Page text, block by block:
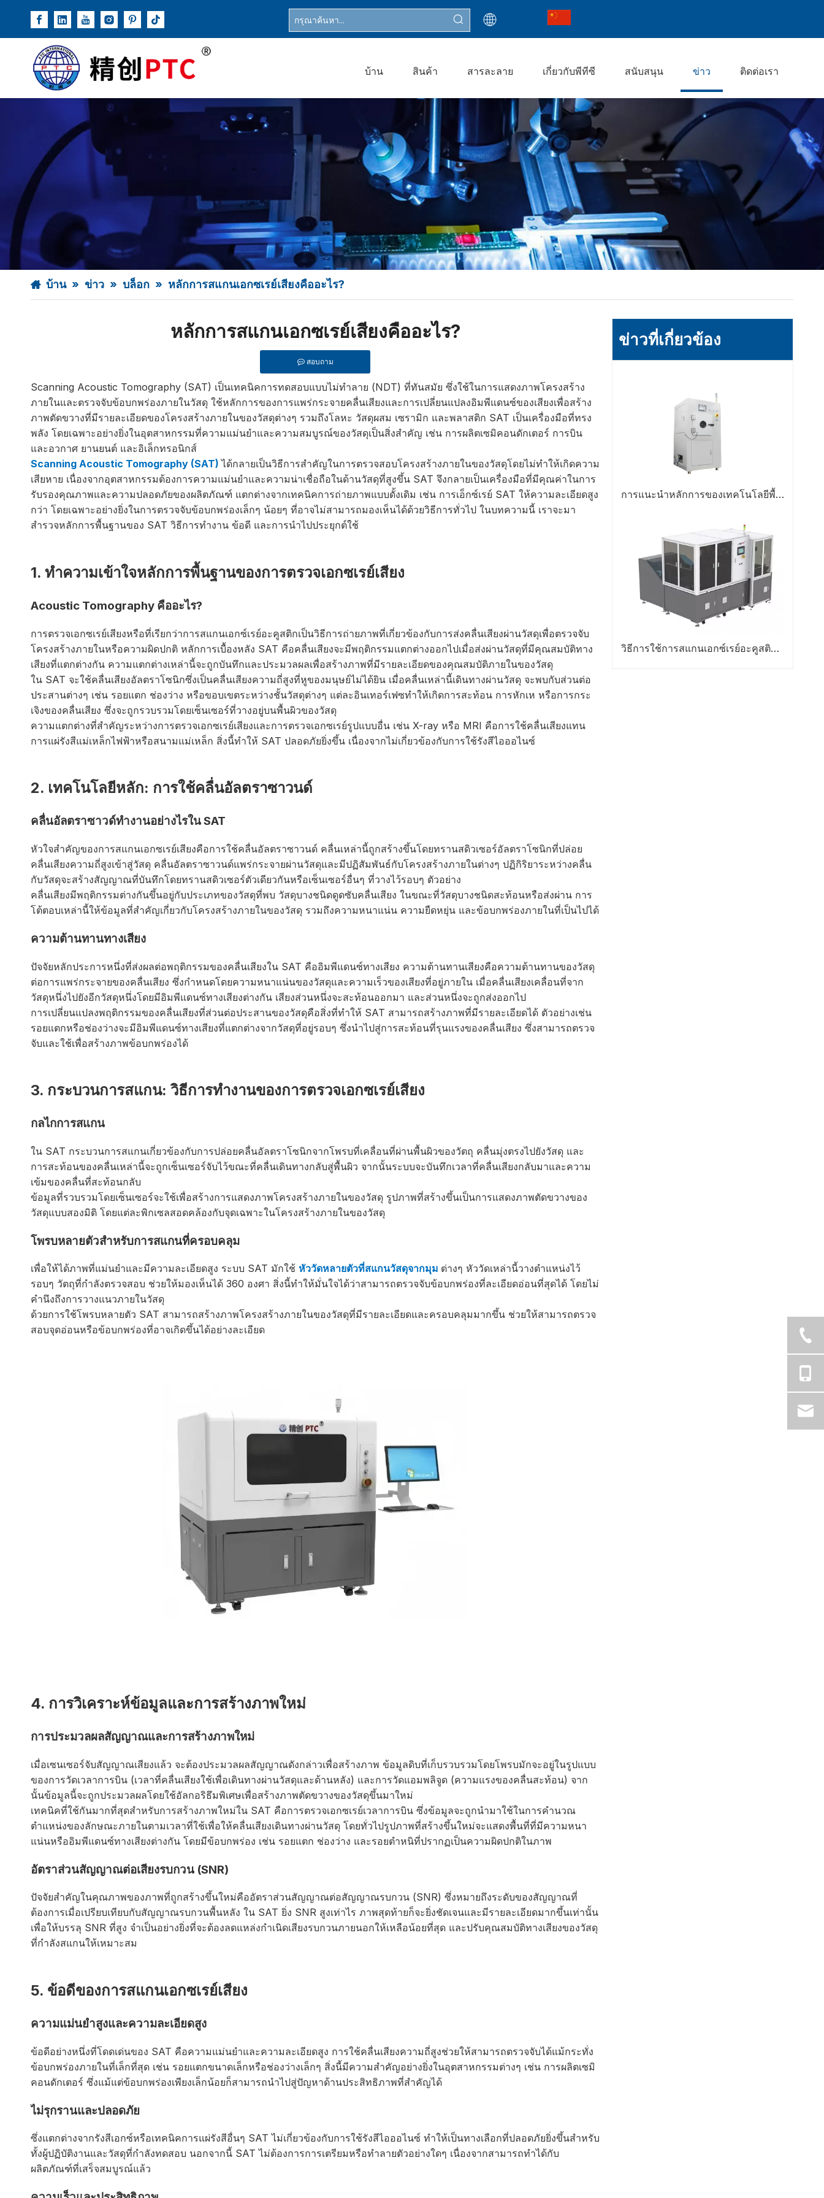
บ้าน สินค้า สารละลาย เกี่ยวกับพีทีซี สนับสนุน ข่าว ติดต่อเรา
บ้าน » ข่าว » บล็อก » หลักการสแกนเอกซเรย์เสียงคืออะไร?
หลักการสแกนเอกซเรย์เสียงคืออะไร?
สอบถาม
Scanning Acoustic Tomography (SAT) เป็นเทคนิคการทดสอบแบบไม่ทำลาย (NDT) ที่ทันสมัย ​​ซึ่งใช้ในการแสดงภาพโครงสร้าง
ภายในและตรวจจับข้อบกพร่องภายในวัสดุ ใช้หลักการของการแพร่กระจายคลื่นเสียงและการเปลี่ยนแปลงอิมพีแดนซ์ของเสียงเพื่อสร้าง
ภาพตัดขวางที่มีรายละเอียดของโครงสร้างภายในของวัสดุต่างๆ รวมถึงโลหะ วัสดุผสม เซรามิก และพลาสติก SAT เป็นเครื่องมือที่ทรง
พลัง โดยเฉพาะอย่างยิ่งในอุตสาหกรรมที่ความแม่นยำและความสมบูรณ์ของวัสดุเป็นสิ่งสำคัญ เช่น การผลิตเซมิคอนดักเตอร์ การบิน
และอวกาศ ยานยนต์ และอิเล็กทรอนิกส์
Scanning Acoustic Tomography (SAT)ได้กลายเป็นวิธีการสำคัญในการตรวจสอบโครงสร้างภายในของวัสดุโดยไม่ทำให้เกิดความ
เสียหาย เนื่องจากอุตสาหกรรมต้องการความแม่นยำและความน่าเชื่อถือในด้านวัสดุที่สูงขึ้น SAT จึงกลายเป็นเครื่องมือที่มีคุณค่าในการ
รับรองคุณภาพและความปลอดภัยของผลิตภัณฑ์ แตกต่างจากเทคนิคการถ่ายภาพแบบดั้งเดิม เช่น การเอ็กซ์เรย์ SAT ให้ความละเอียดสูง
กว่า โดยเฉพาะอย่างยิ่งในการตรวจจับข้อบกพร่องเล็กๆ น้อยๆ ที่อาจไม่สามารถมองเห็นได้ด้วยวิธีการทั่วไป ในบทความนี้ เราจะมา
สำรวจหลักการพื้นฐานของ SAT วิธีการทำงาน ข้อดี และการนำไปประยุกต์ใช้
1. ทำความเข้าใจหลักการพื้นฐานของการตรวจเอกซเรย์เสียง
Acoustic Tomography คืออะไร?
การตรวจเอกซเรย์เสียงหรือที่เรียกว่าการสแกนเอกซ์เรย์อะคูสติกเป็นวิธีการถ่ายภาพที่เกี่ยวข้องกับการส่งคลื่นเสียงผ่านวัสดุเพื่อตรวจจับ
โครงสร้างภายในหรือความผิดปกติ หลักการเบื้องหลัง SAT คือคลื่นเสียงจะมีพฤติกรรมแตกต่างออกไปเมื่อส่งผ่านวัสดุที่มีคุณสมบัติทาง
เสียงที่แตกต่างกัน ความแตกต่างเหล่านี้จะถูกบันทึกและประมวลผลเพื่อสร้างภาพที่มีรายละเอียดของคุณสมบัติภายในของวัสดุ
ใน SAT จะใช้คลื่นเสียงอัลตราโซนิกซึ่งเป็นคลื่นเสียงความถี่สูงที่หูของมนุษย์ไม่ได้ยิน เมื่อคลื่นเหล่านี้เดินทางผ่านวัสดุ จะพบกับส่วนต่อ
ประสานต่างๆ เช่น รอยแตก ช่องว่าง หรือขอบเขตระหว่างชั้นวัสดุต่างๆ แต่ละอินเทอร์เฟซทำให้เกิดการสะท้อน การหักเห หรือการกระ
เจิงของคลื่นเสียง ซึ่งจะถูกรวบรวมโดยเซ็นเซอร์ที่วางอยู่บนพื้นผิวของวัสดุ
ความแตกต่างที่สำคัญระหว่างการตรวจเอกซเรย์เสียงและการตรวจเอกซเรย์รูปแบบอื่น เช่น X-ray หรือ MRI คือการใช้คลื่นเสียงแทน
การแผ่รังสีแม่เหล็กไฟฟ้าหรือสนามแม่เหล็ก สิ่งนี้ทำให้ SAT ปลอดภัยยิ่งขึ้น เนื่องจากไม่เกี่ยวข้องกับการใช้รังสีไอออไนซ์
2. เทคโนโลยีหลัก: การใช้คลื่นอัลตราซาวนด์
คลื่นอัลตราซาวด์ทำงานอย่างไรใน SAT
หัวใจสำคัญของการสแกนเอกซเรย์เสียงคือการใช้คลื่นอัลตราซาวนด์ คลื่นเหล่านี้ถูกสร้างขึ้นโดยทรานสดิวเซอร์อัลตราโซนิกที่ปล่อย
คลื่นเสียงความถี่สูงเข้าสู่วัสดุ คลื่นอัลตราซาวนด์แพร่กระจายผ่านวัสดุและมีปฏิสัมพันธ์กับโครงสร้างภายในต่างๆ ปฏิกิริยาระหว่างคลื่น
กับวัสดุจะสร้างสัญญาณที่บันทึกโดยทรานสดิวเซอร์ตัวเดียวกันหรือเซ็นเซอร์อื่นๆ ที่วางไว้รอบๆ ตัวอย่าง
คลื่นเสียงมีพฤติกรรมต่างกันขึ้นอยู่กับประเภทของวัสดุที่พบ วัสดุบางชนิดดูดซับคลื่นเสียง ในขณะที่วัสดุบางชนิดสะท้อนหรือส่งผ่าน การ
โต้ตอบเหล่านี้ให้ข้อมูลที่สำคัญเกี่ยวกับโครงสร้างภายในของวัสดุ รวมถึงความหนาแน่น ความยืดหยุ่น และข้อบกพร่องภายในที่เป็นไปได้
ความต้านทานทางเสียง
ปัจจัยหลักประการหนึ่งที่ส่งผลต่อพฤติกรรมของคลื่นเสียงใน SAT คืออิมพีแดนซ์ทางเสียง ความต้านทานเสียงคือความต้านทานของวัสดุ
ต่อการแพร่กระจายของคลื่นเสียง ซึ่งกำหนดโดยความหนาแน่นของวัสดุและความเร็วของเสียงที่อยู่ภายใน เมื่อคลื่นเสียงเคลื่อนที่จาก
วัสดุหนึ่งไปยังอีกวัสดุหนึ่งโดยมีอิมพีแดนซ์ทางเสียงต่างกัน เสียงส่วนหนึ่งจะสะท้อนออกมา และส่วนหนึ่งจะถูกส่งออกไป
การเปลี่ยนแปลงพฤติกรรมของคลื่นเสียงที่ส่วนต่อประสานของวัสดุคือสิ่งที่ทำให้ SAT สามารถสร้างภาพที่มีรายละเอียดได้ ตัวอย่างเช่น
รอยแตกหรือช่องว่างจะมีอิมพีแดนซ์ทางเสียงที่แตกต่างจากวัสดุที่อยู่รอบๆ ซึ่งนำไปสู่การสะท้อนที่รุนแรงของคลื่นเสียง ซึ่งสามารถตรวจ
จับและใช้เพื่อสร้างภาพข้อบกพร่องได้
3. กระบวนการสแกน: วิธีการทำงานของการตรวจเอกซเรย์เสียง
กลไกการสแกน
ใน SAT กระบวนการสแกนเกี่ยวข้องกับการปล่อยคลื่นอัลตราโซนิกจากโพรบที่เคลื่อนที่ผ่านพื้นผิวของวัตถุ คลื่นมุ่งตรงไปยังวัสดุ และ
การสะท้อนของคลื่นเหล่านี้จะถูกเซ็นเซอร์จับไว้ขณะที่คลื่นเดินทางกลับสู่พื้นผิว จากนั้นระบบจะบันทึกเวลาที่คลื่นเสียงกลับมาและความ
เข้มของคลื่นที่สะท้อนกลับ
ข้อมูลที่รวบรวมโดยเซ็นเซอร์จะใช้เพื่อสร้างการแสดงภาพโครงสร้างภายในของวัสดุ รูปภาพที่สร้างขึ้นเป็นการแสดงภาพตัดขวางของ
วัสดุแบบสองมิติ โดยแต่ละพิกเซลสอดคล้องกับจุดเฉพาะในโครงสร้างภายในของวัสดุ
โพรบหลายตัวสำหรับการสแกนที่ครอบคลุม
เพื่อให้ได้ภาพที่แม่นยำและมีความละเอียดสูง ระบบ SAT มักใช้ หัววัดหลายตัวที่สแกนวัสดุจากมุม ต่างๆ หัววัดเหล่านี้วางตำแหน่งไว้
รอบๆ วัตถุที่กำลังตรวจสอบ ช่วยให้มองเห็นได้ 360 องศา สิ่งนี้ทำให้มั่นใจได้ว่าสามารถตรวจจับข้อบกพร่องที่ละเอียดอ่อนที่สุดได้ โดยไม่
คำนึงถึงการวางแนวภายในวัสดุ
ด้วยการใช้โพรบหลายตัว SAT สามารถสร้างภาพโครงสร้างภายในของวัสดุที่มีรายละเอียดและครอบคลุมมากขึ้น ช่วยให้สามารถตรวจ
สอบจุดอ่อนหรือข้อบกพร่องที่อาจเกิดขึ้นได้อย่างละเอียด
4. การวิเคราะห์ข้อมูลและการสร้างภาพใหม่
การประมวลผลสัญญาณและการสร้างภาพใหม่
เมื่อเซนเซอร์จับสัญญาณเสียงแล้ว จะต้องประมวลผลสัญญาณดังกล่าวเพื่อสร้างภาพ ข้อมูลดิบที่เก็บรวบรวมโดยโพรบมักจะอยู่ในรูปแบบ
ของการวัดเวลาการบิน (เวลาที่คลื่นเสียงใช้เพื่อเดินทางผ่านวัสดุและด้านหลัง) และการวัดแอมพลิจูด (ความแรงของคลื่นสะท้อน) จาก
นั้นข้อมูลนี้จะถูกประมวลผลโดยใช้อัลกอริธึมพิเศษเพื่อสร้างภาพตัดขวางของวัสดุขึ้นมาใหม่
เทคนิคที่ใช้กันมากที่สุดสำหรับการสร้างภาพใหม่ใน SAT คือการตรวจเอกซเรย์เวลาการบิน ซึ่งข้อมูลจะถูกนำมาใช้ในการคำนวณ
ตำแหน่งของลักษณะภายในตามเวลาที่ใช้เพื่อให้คลื่นเสียงเดินทางผ่านวัสดุ โดยทั่วไปรูปภาพที่สร้างขึ้นใหม่จะแสดงพื้นที่ที่มีความหนา
แน่นหรืออิมพีแดนซ์ทางเสียงต่างกัน โดยมีข้อบกพร่อง เช่น รอยแตก ช่องว่าง และรอยตำหนิที่ปรากฏเป็นความผิดปกติในภาพ
อัตราส่วนสัญญาณต่อเสียงรบกวน (SNR)
ปัจจัยสำคัญในคุณภาพของภาพที่ถูกสร้างขึ้นใหม่คืออัตราส่วนสัญญาณต่อสัญญาณรบกวน (SNR) ซึ่งหมายถึงระดับของสัญญาณที่
ต้องการเมื่อเปรียบเทียบกับสัญญาณรบกวนพื้นหลัง ใน SAT ยิ่ง SNR สูงเท่าไร ภาพสุดท้ายก็จะยิ่งชัดเจนและมีรายละเอียดมากขึ้นเท่านั้น
เพื่อให้บรรลุ SNR ที่สูง จำเป็นอย่างยิ่งที่จะต้องลดแหล่งกำเนิดเสียงรบกวนภายนอกให้เหลือน้อยที่สุด และปรับคุณสมบัติทางเสียงของวัสดุ
ที่กำลังสแกนให้เหมาะสม
5. ข้อดีของการสแกนเอกซเรย์เสียง
ความแม่นยำสูงและความละเอียดสูง
ข้อดีอย่างหนึ่งที่โดดเด่นของ SAT คือความแม่นยำและความละเอียดสูง การใช้คลื่นเสียงความถี่สูงช่วยให้สามารถตรวจจับได้แม้กระทั่ง
ข้อบกพร่องภายในที่เล็กที่สุด เช่น รอยแตกขนาดเล็กหรือช่องว่างเล็กๆ สิ่งนี้มีความสำคัญอย่างยิ่งในอุตสาหกรรมต่างๆ เช่น การผลิตเซมิ
คอนดักเตอร์ ซึ่งแม้แต่ข้อบกพร่องเพียงเล็กน้อยก็สามารถนำไปสู่ปัญหาด้านประสิทธิภาพที่สำคัญได้
ไม่รุกรานและปลอดภัย
ซึ่งแตกต่างจากรังสีเอกซ์หรือเทคนิคการแผ่รังสีอื่นๆ SAT ไม่เกี่ยวข้องกับการใช้รังสีไอออไนซ์ ทำให้เป็นทางเลือกที่ปลอดภัยยิ่งขึ้นสำหรับ
ทั้งผู้ปฏิบัติงานและวัสดุที่กำลังทดสอบ นอกจากนี้ SAT ไม่ต้องการการเตรียมหรือทำลายตัวอย่างใดๆ เนื่องจากสามารถทำได้กับ
ผลิตภัณฑ์ที่เสร็จสมบูรณ์แล้ว
ข่าวที่เกี่ยวข้อง
การแนะนำหลักการของเทคโนโลยีพื้นผิวพลาสมา
วิธีการใช้การสแกนเอกซ์เรย์อะคูสติกในอุตสาหกรรมเซมิคอนดักเตอร์